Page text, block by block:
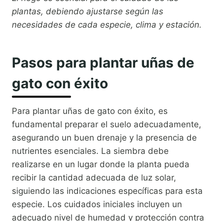
plantas, debiendo ajustarse según las
necesidades de cada especie, clima y estación.
Pasos para plantar uñas de
gato con éxito
Para plantar uñas de gato con éxito, es
fundamental preparar el suelo adecuadamente,
asegurando un buen drenaje y la presencia de
nutrientes esenciales. La siembra debe
realizarse en un lugar donde la planta pueda
recibir la cantidad adecuada de luz solar,
siguiendo las indicaciones específicas para esta
especie. Los cuidados iniciales incluyen un
adecuado nivel de humedad y protección contra